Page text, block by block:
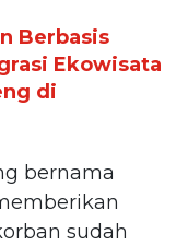
Berbasis
Ekowisata
di
bernama
sudah